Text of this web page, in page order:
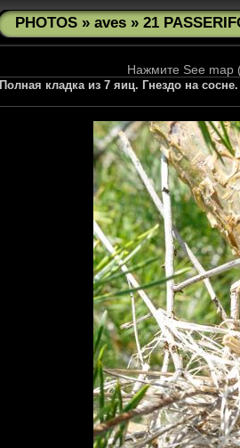
PHOTOS » aves » 21
Нажмите See map
Полная кладка из 7 яиц. Гнездо на